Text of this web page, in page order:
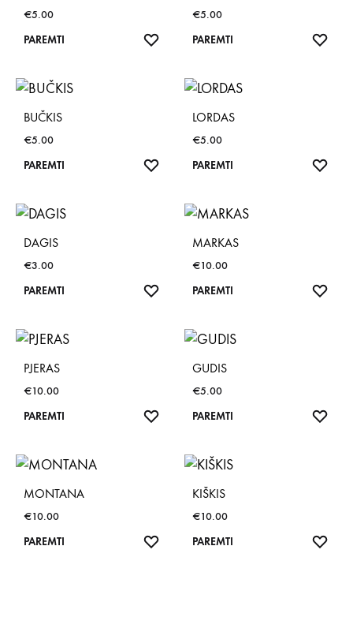
€5.00
PAREMTI
€5.00
PAREMTI
BUČKIS
€5.00
PAREMTI
LORDAS
€5.00
PAREMTI
DAGIS
€3.00
PAREMTI
MARKAS
€10.00
PAREMTI
PJERAS
€10.00
PAREMTI
GUDIS
€5.00
PAREMTI
MONTANA
€10.00
PAREMTI
KIŠKIS
€10.00
PAREMTI